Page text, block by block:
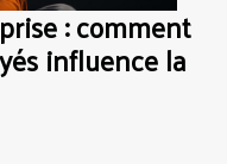
: comment
influence la